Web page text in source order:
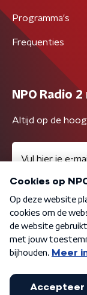
Programma's
Frequenties
NPO Radio
Altijd op de
Algemene